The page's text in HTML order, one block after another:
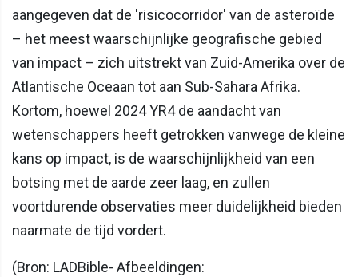
aangegeven dat de 'risicocorridor' van de asteroïde
– het meest waarschijnlijke geografische gebied
van impact – zich uitstrekt van Zuid-Amerika over de
Atlantische Oceaan tot aan Sub-Sahara Afrika.
Kortom, hoewel 2024 YR4 de aandacht van
wetenschappers heeft getrokken vanwege de kleine
kans op impact, is de waarschijnlijkheid van een
botsing met de aarde zeer laag, en zullen
voortdurende observaties meer duidelijkheid bieden
naarmate de tijd vordert.
(Bron: LADBible- Afbeeldingen: